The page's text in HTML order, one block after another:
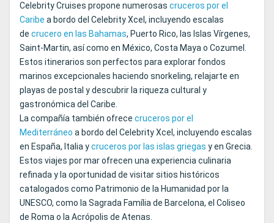
Celebrity Cruises propone numerosas cruceros por el
Caribe a bordo del Celebrity Xcel, incluyendo escalas
de crucero en las Bahamas, Puerto Rico, las Islas Vírgenes,
Saint-Martin, así como en México, Costa Maya o Cozumel.
Estos itinerarios son perfectos para explorar fondos
marinos excepcionales haciendo snorkeling, relajarte en
playas de postal y descubrir la riqueza cultural y
gastronómica del Caribe.
La compañía también ofrece cruceros por el
Mediterráneo a bordo del Celebrity Xcel, incluyendo escalas
en España, Italia ycruceros por las islas griegas y en Grecia.
Estos viajes por mar ofrecen una experiencia culinaria
refinada y la oportunidad de visitar sitios históricos
catalogados como Patrimonio de la Humanidad por la
UNESCO, como la Sagrada Família de Barcelona, el Coliseo
de Roma o la Acrópolis de Atenas.